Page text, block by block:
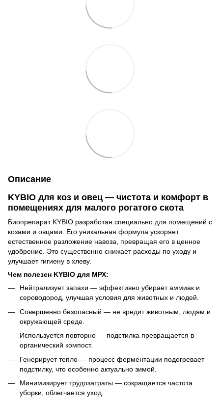
Описание
KYBIO для коз и овец — чистота и комфорт в
помещениях для малого рогатого скота
Биопрепарат KYBIO разработан специально для помещений с
козами и овцами. Его уникальная формула ускоряет
естественное разложение навоза, превращая его в ценное
удобрение. Это существенно снижает расходы по уходу и
улучшает гигиену в хлеву.
Чем полезен KYBIO для МРХ:
Нейтрализует запахи — эффективно убирает аммиак и
сероводород, улучшая условия для животных и людей.
Совершенно безопасный — не вредит животным, людям и
окружающей среде.
Используется повторно — подстилка превращается в
органический компост.
Генерирует тепло — процесс ферментации подогревает
подстилку, что особенно актуально зимой.
Минимизирует трудозатраты — сокращается частота
уборки, облегчается уход.